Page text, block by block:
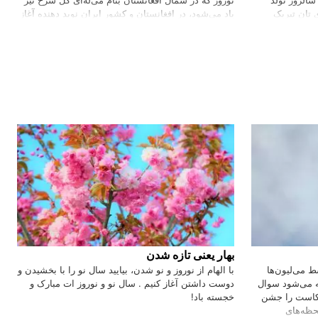
تان تبریک
یاد می‌‌شود، در افغانستان و کشور ایران نوید‌ دهنده آغاز
تولد نباتات می‌‌‌دانیم و باورما بر این است که همگام با
طبیعت، ما نیز باید روزگار نو و تازه‌ای را با روح…
می‌لیون‌ها
می‌شود سوال
را جشن
بهار یعنی تازه شدن
با الهام از نوروز و نو شدن، بياييد سال نو را با بخشيدن و
دوست داشتن آغاز کنيم . سال نو و نوروز ات مبارک و
خجسته باد!